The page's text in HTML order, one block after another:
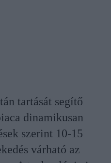
tartását segítő
dinamikusan
szerint 10-15
várható az